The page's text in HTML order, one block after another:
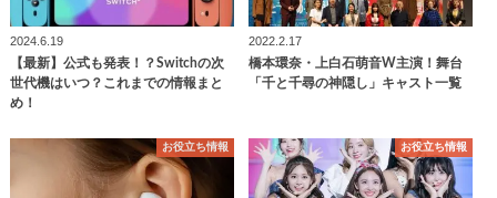
2024.6.19
【最新】公式も発表！？Switchの次
世代機はいつ？これまでの情報まと
め！
2022.2.17
橋本環奈・上白石萌音W主演！舞台
「千と千尋の神隠し」キャスト一覧
お役立ち情報 お役立ち情報